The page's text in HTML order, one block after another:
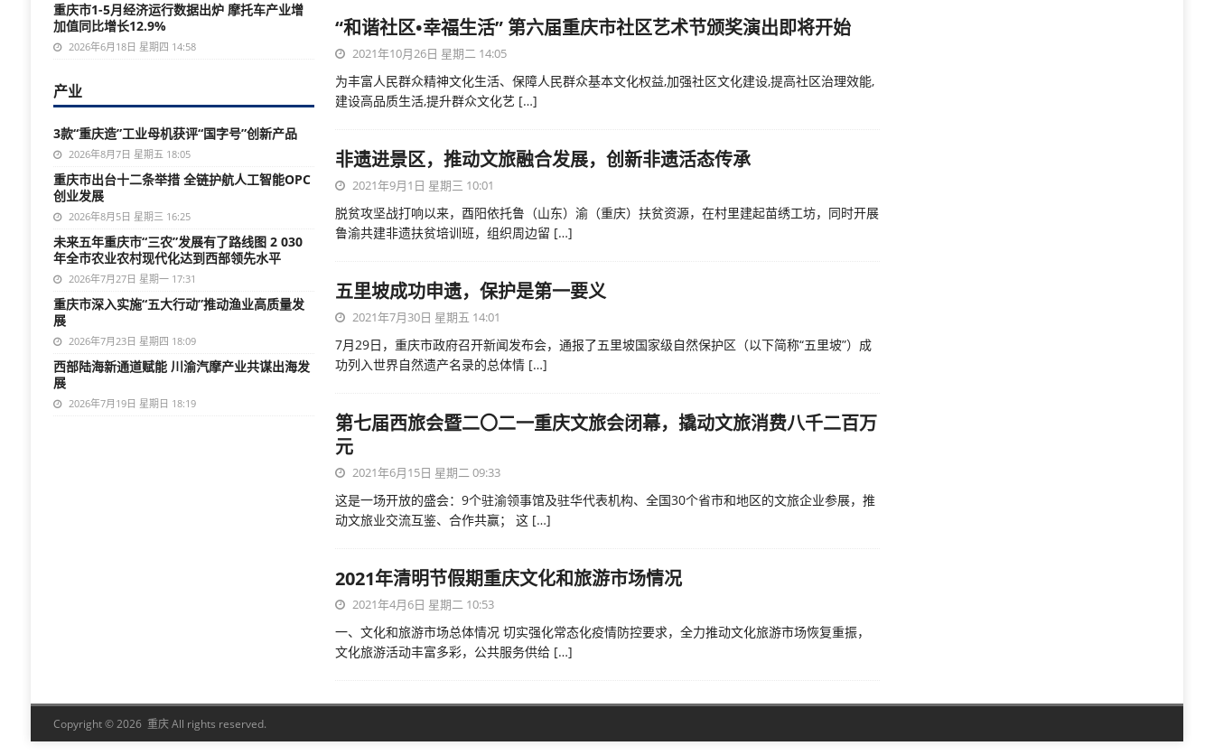
“和谐社区•幸福生活” 第六届重庆市社区艺术节颁奖演出即将开始
2021年10月26日 星期二 14:05
为丰富人民群众精神文化生活、保障人民群众基本文化权益,加强社区文化建设,提高社区治理效能,
建设高品质生活,提升群众文化艺 […]
非遗进景区，推动文旅融合发展，创新非遗活态传承
2021年9月1日 星期三 10:01
脱贫攻坚战打响以来，酉阳依托鲁（山东）渝（重庆）扶贫资源，在村里建起苗绣工坊，同时开展
鲁渝共建非遗扶贫培训班，组织周边留 […]
五里坡成功申遗，保护是第一要义
2021年7月30日 星期五 14:01
7月29日，重庆市政府召开新闻发布会，通报了五里坡国家级自然保护区（以下简称“五里坡”）成
功列入世界自然遗产名录的总体情 […]
第七届西旅会暨二〇二一重庆文旅会闭幕，撬动文旅消费八千二百万
元
2021年6月15日 星期二 09:33
这是一场开放的盛会：9个驻渝领事馆及驻华代表机构、全国30个省市和地区的文旅企业参展，推
动文旅业交流互鉴、合作共赢； 这 […]
2021年清明节假期重庆文化和旅游市场情况
2021年4月6日 星期二 10:53
一、文化和旅游市场总体情况 切实强化常态化疫情防控要求，全力推动文化旅游市场恢复重振，
文化旅游活动丰富多彩，公共服务供给 […]
重庆市1-5月经济运行数据出炉 摩托车产业增
加值同比增长12.9%
2026年6月18日 星期四 14:58
产业
3款“重庆造”工业母机获评“国字号”创新产品
2026年8月7日 星期五 18:05
重庆市出台十二条举措 全链护航人工智能OPC
创业发展
2026年8月5日 星期三 16:25
未来五年重庆市“三农”发展有了路线图 2 030
年全市农业农村现代化达到西部领先水平
2026年7月27日 星期一 17:31
重庆市深入实施“五大行动”推动渔业高质量发
展
2026年7月23日 星期四 18:09
西部陆海新通道赋能 川渝汽摩产业共谋出海发
展
2026年7月19日 星期日 18:19
Copyright © 2026 重庆 All rights reserved.